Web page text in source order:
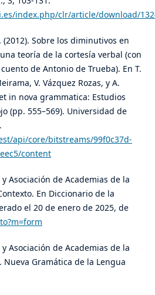
index.php/clr/article/download/
Sobre los diminutivos en
teoría de la cortesía verbal (con
de Antonio de Trueba). En T.
V. Vázquez Rozas, y A.
in nova grammatica: Estudios
(pp. 555–569). Universidad de
api/core/bitstreams/99f0c37d-
content
Asociación de Academias de la
En Diccionario de la
el 20 de enero de 2025, de
Asociación de Academias de la
Nueva Gramática de la Lengua